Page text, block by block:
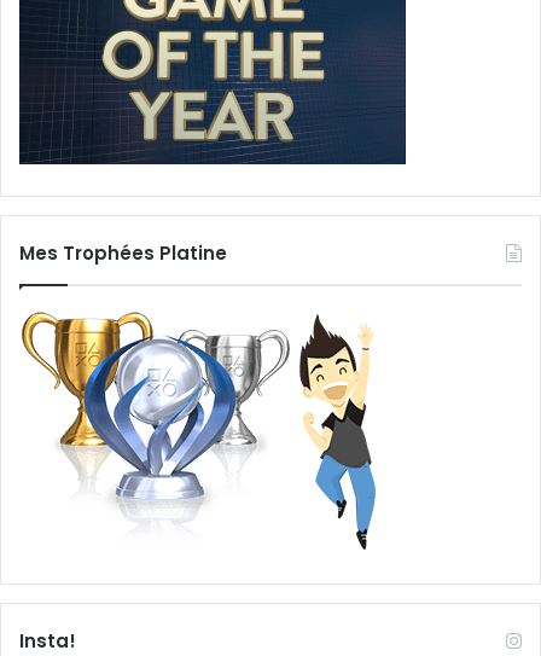
Mes Trophées Platine
Insta!